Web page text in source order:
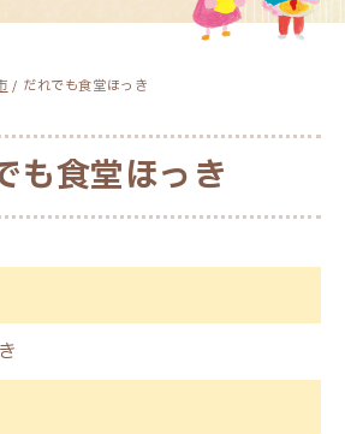
/ だれでも食堂ほっき
も食堂ほっき